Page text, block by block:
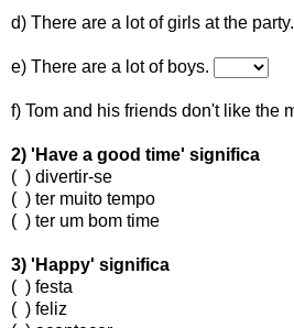
d) There are a lot of girls at the party.
e) There are a lot of boys.
f) Tom and his friends don't like the
2) 'Have a good time' significa
( ) divertir-se
( ) ter muito tempo
( ) ter um bom time
3) 'Happy' significa
( ) festa
( ) feliz